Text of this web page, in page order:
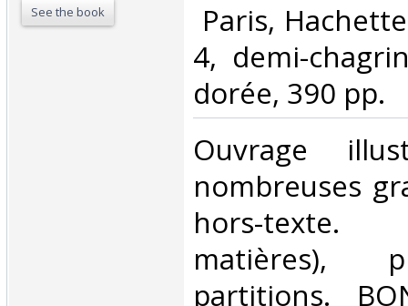
See the book
Paris,
4, demi-
dorée, 390 pp. ‎
‎Ouvrage
nombreuses
hors-
matières),
partitions.